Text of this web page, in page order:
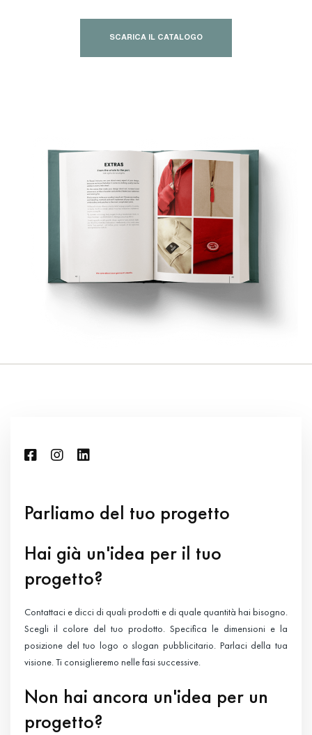
SCARICA IL CATALOGO
Parliamo del tuo progetto
Hai già un'idea per il tuo
progetto?
Contattaci e dicci di quali prodotti e di quale quantità hai bisogno.
Scegli il colore del tuo prodotto. Specifica le dimensioni e la
posizione del tuo logo o slogan pubblicitario. Parlaci della tua
visione. Ti consiglieremo nelle fasi successive.
Non hai ancora un'idea per un
progetto?